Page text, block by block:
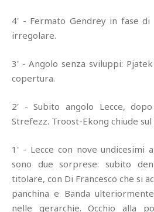
4' - Fermato Gendrey in fase di
irregolare.
3' - Angolo senza sviluppi: Pjatek
copertura.
2' - Subito angolo Lecce,
Strefezz. Troost-Ekong chiude sul
1' - Lecce con nove undicesimi
sono due sorprese: subito
titolare, con Di Francesco che si
panchina e Banda
nelle gerarchie. Occhio alla